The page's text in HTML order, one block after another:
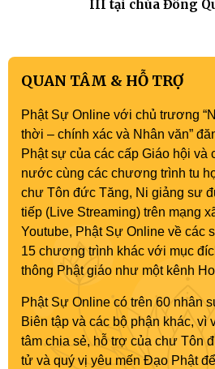
III tại chùa Đông
QUAN TÂM & HỖ TRỢ
Phật Sự Online với chủ trương
thời – chính xác và Nhân văn”
Phật sự của các cấp Giáo hội và
nước cùng các chương trình tu
chư Tôn đức Tăng, Ni giảng sư
tiếp (Live Streaming) trên mạng
Youtube, Phật Sự Online về các
15 chương trình khác với mục
thông Phật giáo như một kênh
Phật Sự Online có trên 60 nhân
Biên tập và các bộ phận khác, vì
tâm chia sẻ, hỗ trợ của chư Tôn
tử và quý vị yêu mến Đạo Phật